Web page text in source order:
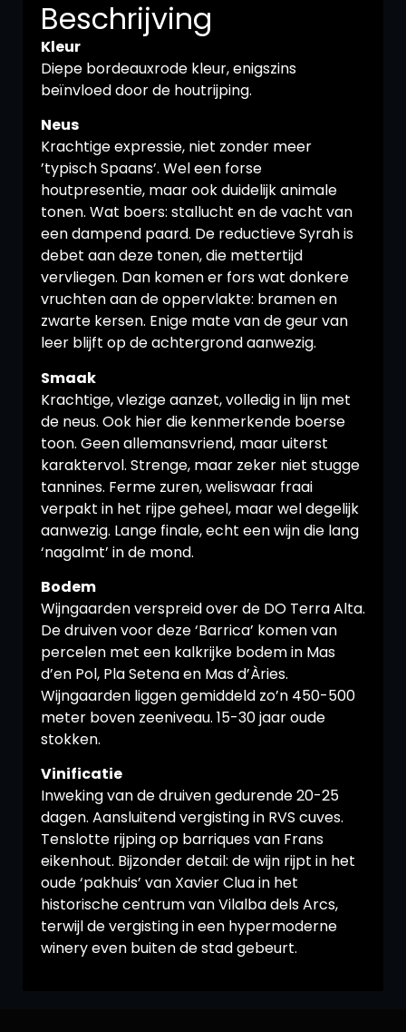
Beschrijving
Kleur
Diepe bordeauxrode kleur, enigszins
beïnvloed door de houtrijping.
Neus
Krachtige expressie, niet zonder meer
’typisch Spaans’. Wel een forse
houtpresentie, maar ook duidelijk animale
tonen. Wat boers: stallucht en de vacht van
een dampend paard. De reductieve Syrah is
debet aan deze tonen, die mettertijd
vervliegen. Dan komen er fors wat donkere
vruchten aan de oppervlakte: bramen en
zwarte kersen. Enige mate van de geur van
leer blijft op de achtergrond aanwezig.
Smaak
Krachtige, vlezige aanzet, volledig in lijn met
de neus. Ook hier die kenmerkende boerse
toon. Geen allemansvriend, maar uiterst
karaktervol. Strenge, maar zeker niet stugge
tannines. Ferme zuren, weliswaar fraai
verpakt in het rijpe geheel, maar wel degelijk
aanwezig. Lange finale, echt een wijn die lang
‘nagalmt’ in de mond.
Bodem
Wijngaarden verspreid over de DO Terra Alta.
De druiven voor deze ‘Barrica’ komen van
percelen met een kalkrijke bodem in Mas
d’en Pol, Pla Setena en Mas d’Àries.
Wijngaarden liggen gemiddeld zo’n 450-500
meter boven zeeniveau. 15-30 jaar oude
stokken.
Vinificatie
Inweking van de druiven gedurende 20-25
dagen. Aansluitend vergisting in RVS cuves.
Tenslotte rijping op barriques van Frans
eikenhout. Bijzonder detail: de wijn rijpt in het
oude ‘pakhuis’ van Xavier Clua in het
historische centrum van Vilalba dels Arcs,
terwijl de vergisting in een hypermoderne
winery even buiten de stad gebeurt.